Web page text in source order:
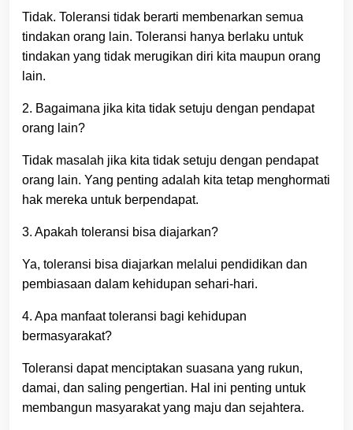
Tidak. Toleransi tidak berarti membenarkan semua
tindakan orang lain. Toleransi hanya berlaku untuk
tindakan yang tidak merugikan diri kita maupun orang
lain.
2. Bagaimana jika kita tidak setuju dengan pendapat
orang lain?
Tidak masalah jika kita tidak setuju dengan pendapat
orang lain. Yang penting adalah kita tetap menghormati
hak mereka untuk berpendapat.
3. Apakah toleransi bisa diajarkan?
Ya, toleransi bisa diajarkan melalui pendidikan dan
pembiasaan dalam kehidupan sehari-hari.
4. Apa manfaat toleransi bagi kehidupan
bermasyarakat?
Toleransi dapat menciptakan suasana yang rukun,
damai, dan saling pengertian. Hal ini penting untuk
membangun masyarakat yang maju dan sejahtera.